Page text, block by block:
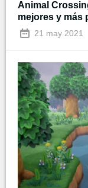
Animal
mejores y más
21 may 2021